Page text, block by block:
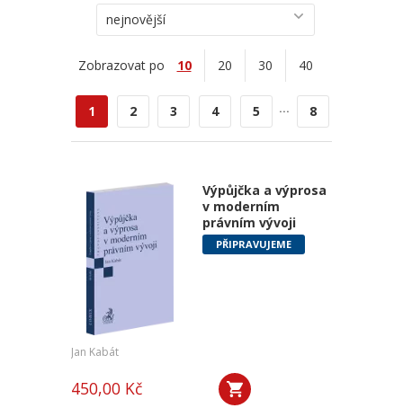
nejnovější
Zobrazovat po 10 20 30 40
1 2 3 4 5 ... 8
Výpůjčka a výprosa
v moderním
právním vývoji
PŘIPRAVUJEME
Jan Kabát
450,00 Kč